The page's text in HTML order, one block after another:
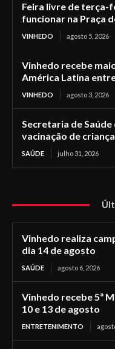
Feira livre de terça-
funcionar na Praça
VINHEDO agosto 5, 2026
Vinhedo recebe
América Latina
VINHEDO agosto 3, 2026
Secretaria de
vacinação de
SAÚDE julho 31, 2026
Vinhedo realiza
dia 14 de agosto
SAÚDE agosto 6, 2026
Vinhedo recebe 5ª
10 e 13 de agosto
ENTRETENIMENTO